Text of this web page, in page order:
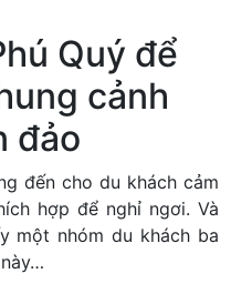
Quý để
cảnh
đảo
đến cho du khách cảm
hợp để nghỉ ngơi. Và
một nhóm du khách ba